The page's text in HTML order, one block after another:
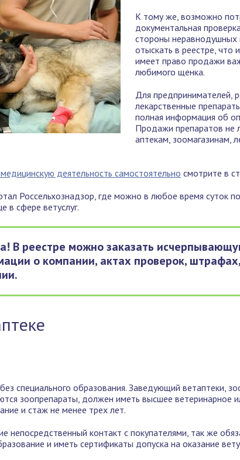
К тому же, возможно
документальная
стороны неравнодушных
отыскать в реестре, что
имеет право продажи
любимого щенка.
Для предпринимателей,
лекарственные
полная информация об
Продажи препаратов не
аптекам, зоомагазинам,
деятельность самостоятельно смотрите в
Россельхознадзор, где можно в любое время суток
в сфере ветуслуг.
В реестре можно заказать
о компании, актах проверок,
специального образования. Заведующий ветаптеки,
зоопрепараты, должен иметь высшее ветеринарное
и стаж не менее трех лет.
непосредственный контакт с покупателями, так же
и иметь сертификаты допуска на оказание